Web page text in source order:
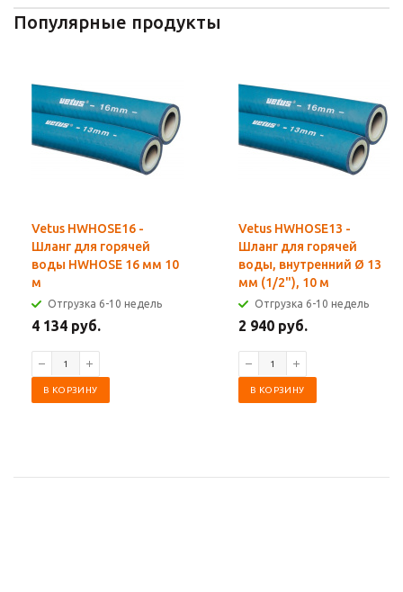
Популярные продукты
Vetus HWHOSE16 -
Шланг для горячей
воды HWHOSE 16 мм 10
м
Отгрузка 6-10 недель
4 134 руб.
В КОРЗИНУ
Vetus HWHOSE13 -
Шланг для горячей
воды, внутренний Ø 13
мм (1/2"), 10 м
Отгрузка 6-10 недель
2 940 руб.
В КОРЗИНУ